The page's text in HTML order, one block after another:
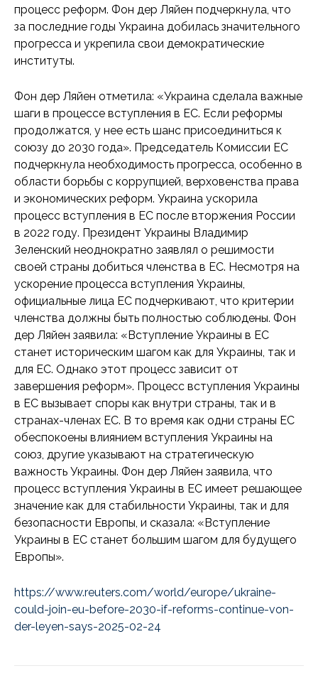
процесс реформ. Фон дер Ляйен подчеркнула, что
за последние годы Украина добилась значительного
прогресса и укрепила свои демократические
институты.
Фон дер Ляйен отметила: «Украина сделала важные
шаги в процессе вступления в ЕС. Если реформы
продолжатся, у нее есть шанс присоединиться к
союзу до 2030 года». Председатель Комиссии ЕС
подчеркнула необходимость прогресса, особенно в
области борьбы с коррупцией, верховенства права
и экономических реформ. Украина ускорила
процесс вступления в ЕС после вторжения России
в 2022 году. Президент Украины Владимир
Зеленский неоднократно заявлял о решимости
своей страны добиться членства в ЕС. Несмотря на
ускорение процесса вступления Украины,
официальные лица ЕС подчеркивают, что критерии
членства должны быть полностью соблюдены. Фон
дер Ляйен заявила: «Вступление Украины в ЕС
станет историческим шагом как для Украины, так и
для ЕС. Однако этот процесс зависит от
завершения реформ». Процесс вступления Украины
в ЕС вызывает споры как внутри страны, так и в
странах-членах ЕС. В то время как одни страны ЕС
обеспокоены влиянием вступления Украины на
союз, другие указывают на стратегическую
важность Украины. Фон дер Ляйен заявила, что
процесс вступления Украины в ЕС имеет решающее
значение как для стабильности Украины, так и для
безопасности Европы, и сказала: «Вступление
Украины в ЕС станет большим шагом для будущего
Европы».
https://www.reuters.com/world/europe/ukraine-
could-join-eu-before-2030-if-reforms-continue-von-
der-leyen-says-2025-02-24